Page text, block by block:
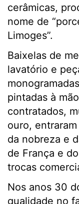
cerâmicas,
nome de
Limoges”.
Baixelas de
lavatório e
pintadas à
contratados,
ouro,
da nobreza e
de França e
trocas
Nos anos 30
qualidade no